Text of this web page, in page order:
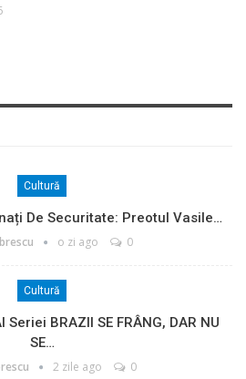
Cultură
De Securitate: Preotul Vasile…
o zi ago 0
Cultură
BRAZII SE FRÂNG, DAR NU
SE…
2 zile ago 0